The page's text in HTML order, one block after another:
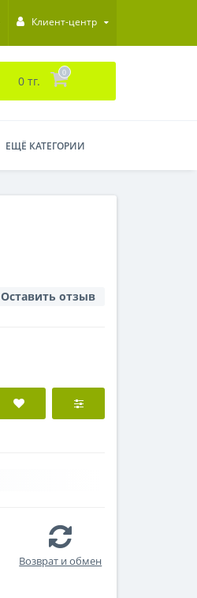
Клиент-центр
0 тг.
0
ЕЩЁ КАТЕГОРИИ
Оставить отзыв
Возврат и обмен